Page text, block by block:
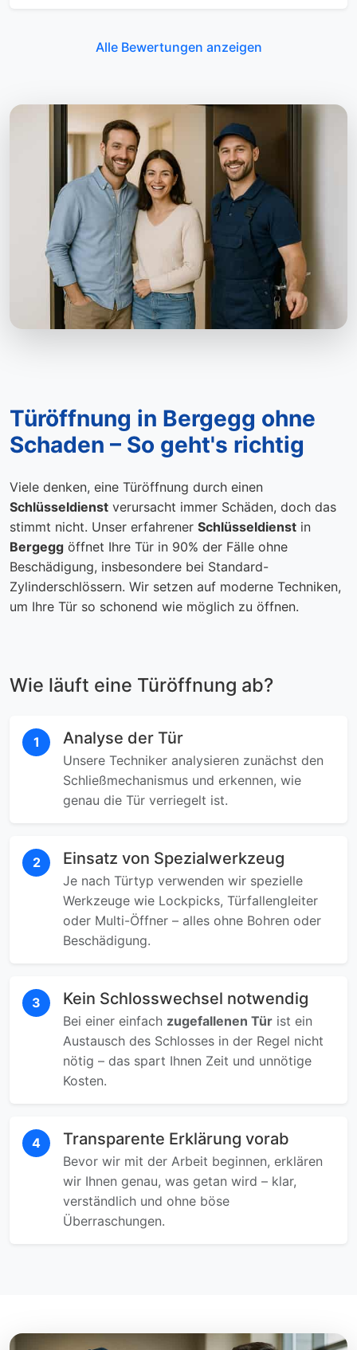
Alle Bewertungen anzeigen
Türöffnung in Bergegg ohne
Schaden – So geht's richtig
Viele denken, eine Türöffnung durch einen
Schlüsseldienst verursacht immer Schäden, doch das
stimmt nicht. Unser erfahrener Schlüsseldienst in
Bergegg öffnet Ihre Tür in 90% der Fälle ohne
Beschädigung, insbesondere bei Standard-
Zylinderschlössern. Wir setzen auf moderne Techniken,
um Ihre Tür so schonend wie möglich zu öffnen.
Wie läuft eine Türöffnung ab?
1 Analyse der Tür
Unsere Techniker analysieren zunächst den
Schließmechanismus und erkennen, wie
genau die Tür verriegelt ist.
2 Einsatz von Spezialwerkzeug
Je nach Türtyp verwenden wir spezielle
Werkzeuge wie Lockpicks, Türfallengleiter
oder Multi-Öffner – alles ohne Bohren oder
Beschädigung.
3 Kein Schlosswechsel notwendig
Bei einer einfach zugefallenen Tür ist ein
Austausch des Schlosses in der Regel nicht
nötig – das spart Ihnen Zeit und unnötige
Kosten.
4 Transparente Erklärung vorab
Bevor wir mit der Arbeit beginnen, erklären
wir Ihnen genau, was getan wird – klar,
verständlich und ohne böse
Überraschungen.